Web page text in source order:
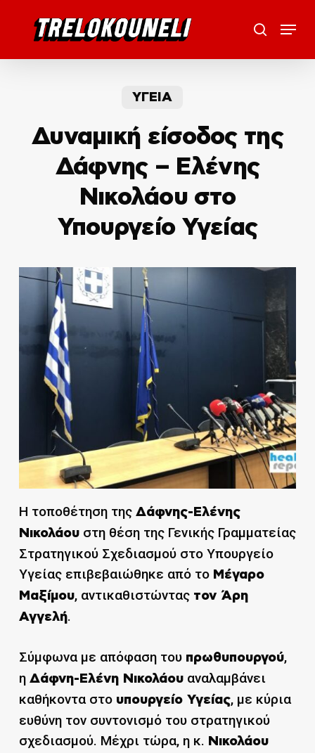
search
Menu
ΥΓΕΙΑ
Δυναμική είσοδος της
Δάφνης – Ελένης
Νικολάου στο
Υπουργείο Υγείας
Η τοποθέτηση της Δάφνης-Ελένης
Νικολάουστη θέση της Γενικής Γραμματείας
Στρατηγικού Σχεδιασμού στο Υπουργείο
Υγείας επιβεβαιώθηκε από το Μέγαρο
Μαξίμου, αντικαθιστώντας τον Άρη
Αγγελή.
Σύμφωνα με απόφαση του πρωθυπουργού,
η Δάφνη-Ελένη Νικολάουαναλαμβάνει
καθήκοντα στο υπουργείο Υγείας, με κύρια
ευθύνη τον συντονισμό του στρατηγικού
σχεδιασμού. Μέχρι τώρα, η κ. Νικολάου